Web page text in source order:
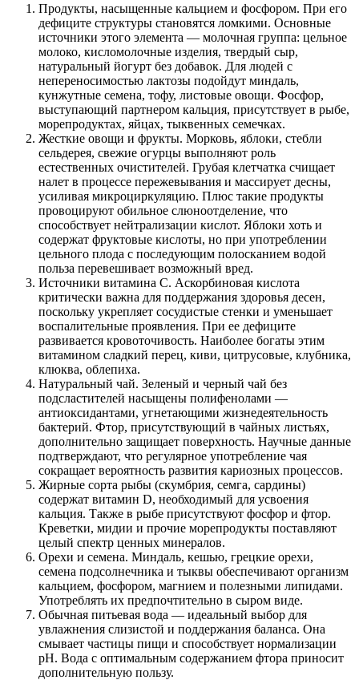
Продукты, насыщенные кальцием и фосфором. При его
дефиците структуры становятся ломкими. Основные
источники этого элемента — молочная группа: цельное
молоко, кисломолочные изделия, твердый сыр,
натуральный йогурт без добавок. Для людей с
непереносимостью лактозы подойдут миндаль,
кунжутные семена, тофу, листовые овощи. Фосфор,
выступающий партнером кальция, присутствует в рыбе,
морепродуктах, яйцах, тыквенных семечках.
Жесткие овощи и фрукты. Морковь, яблоки, стебли
сельдерея, свежие огурцы выполняют роль
естественных очистителей. Грубая клетчатка счищает
налет в процессе пережевывания и массирует десны,
усиливая микроциркуляцию. Плюс такие продукты
провоцируют обильное слюноотделение, что
способствует нейтрализации кислот. Яблоки хоть и
содержат фруктовые кислоты, но при употреблении
цельного плода с последующим полосканием водой
польза перевешивает возможный вред.
Источники витамина С. Аскорбиновая кислота
критически важна для поддержания здоровья десен,
поскольку укрепляет сосудистые стенки и уменьшает
воспалительные проявления. При ее дефиците
развивается кровоточивость. Наиболее богаты этим
витамином сладкий перец, киви, цитрусовые, клубника,
клюква, облепиха.
Натуральный чай. Зеленый и черный чай без
подсластителей насыщены полифенолами —
антиоксидантами, угнетающими жизнедеятельность
бактерий. Фтор, присутствующий в чайных листьях,
дополнительно защищает поверхность. Научные данные
подтверждают, что регулярное употребление чая
сокращает вероятность развития кариозных процессов.
Жирные сорта рыбы (скумбрия, семга, сардины)
содержат витамин D, необходимый для усвоения
кальция. Также в рыбе присутствуют фосфор и фтор.
Креветки, мидии и прочие морепродукты поставляют
целый спектр ценных минералов.
Орехи и семена. Миндаль, кешью, грецкие орехи,
семена подсолнечника и тыквы обеспечивают организм
кальцием, фосфором, магнием и полезными липидами.
Употреблять их предпочтительно в сыром виде.
Обычная питьевая вода — идеальный выбор для
увлажнения слизистой и поддержания баланса. Она
смывает частицы пищи и способствует нормализации
pH. Вода с оптимальным содержанием фтора приносит
дополнительную пользу.